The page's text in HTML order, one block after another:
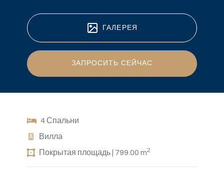
ГАЛЕРЕЯ
ЗАПРОСИТЬ СЕЙЧАС
4 Спальни
Вилла
Покрытая площадь | 799.00 m2